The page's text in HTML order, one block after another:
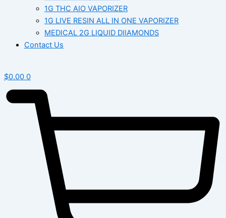
1G THC AIO VAPORIZER
1G LIVE RESIN ALL IN ONE VAPORIZER
MEDICAL 2G LIQUID DIIAMONDS
Contact Us
$0.00 0